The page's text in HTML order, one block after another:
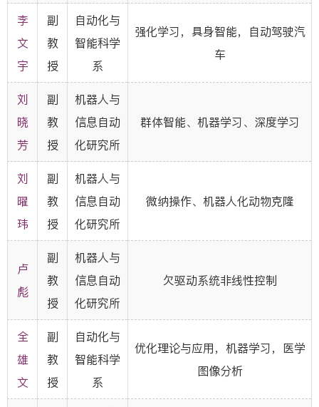
李
文
宇
副
教
授
自动化与
智能科学
系
强化学习，具身智能，自动驾驶汽
车
刘
晓
芳
副
教
授
机器人与
信息自动
化研究所
群体智能、机器学习、深度学习
刘
曜
玮
副
教
授
机器人与
信息自动
化研究所
微纳操作、机器人化动物克隆
卢
彪
副
教
授
机器人与
信息自动
化研究所
欠驱动系统非线性控制
全
雄
文
副
教
授
自动化与
智能科学
系
优化理论与应用，机器学习，医学
图像分析